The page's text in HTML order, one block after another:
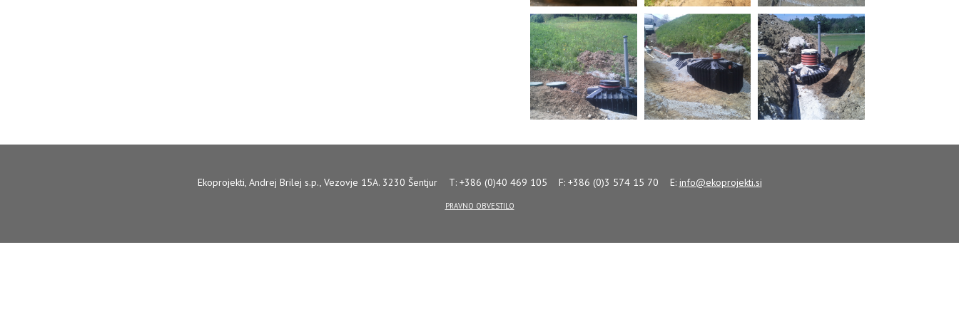
Ekoprojekti, Andrej Brilej s.p., Vezovje 15A. 3230 Šentjur T:+386 (0)40 469 105 F:+386 (0)3 574 15 70 E: info@ekoprojekti.si
PRAVNO OBVESTILO